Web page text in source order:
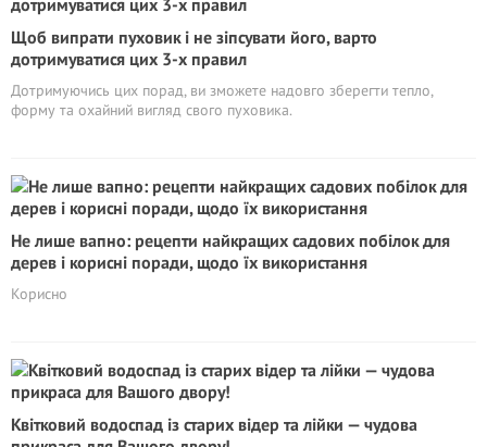
Щоб випрати пуховик і не зіпсувати його, варто
дотримуватися цих 3-х правил
Дотримуючись цих порад, ви зможете надовго зберегти тепло,
форму та охайний вигляд свого пуховика.
Не лише вапно: рецепти найкращих садових побілок для
дерев і корисні поради, щодо їх використання
Корисно
Квітковий водоспад із старих відер та лійки — чудова